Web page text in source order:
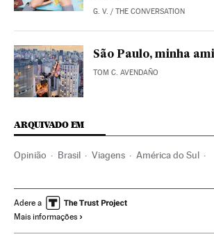
G. V. / THE CONVERSATION
São Paulo, minha
TOM C. AVENDAÑO
ARQUIVADO EM
Opinião Brasil Viagens América do Sul
Adere a
Mais informações